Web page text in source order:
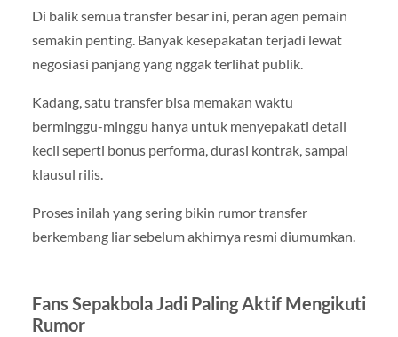
Di balik semua transfer besar ini, peran agen pemain
semakin penting. Banyak kesepakatan terjadi lewat
negosiasi panjang yang nggak terlihat publik.
Kadang, satu transfer bisa memakan waktu
berminggu-minggu hanya untuk menyepakati detail
kecil seperti bonus performa, durasi kontrak, sampai
klausul rilis.
Proses inilah yang sering bikin rumor transfer
berkembang liar sebelum akhirnya resmi diumumkan.
Fans Sepakbola Jadi Paling Aktif Mengikuti
Rumor